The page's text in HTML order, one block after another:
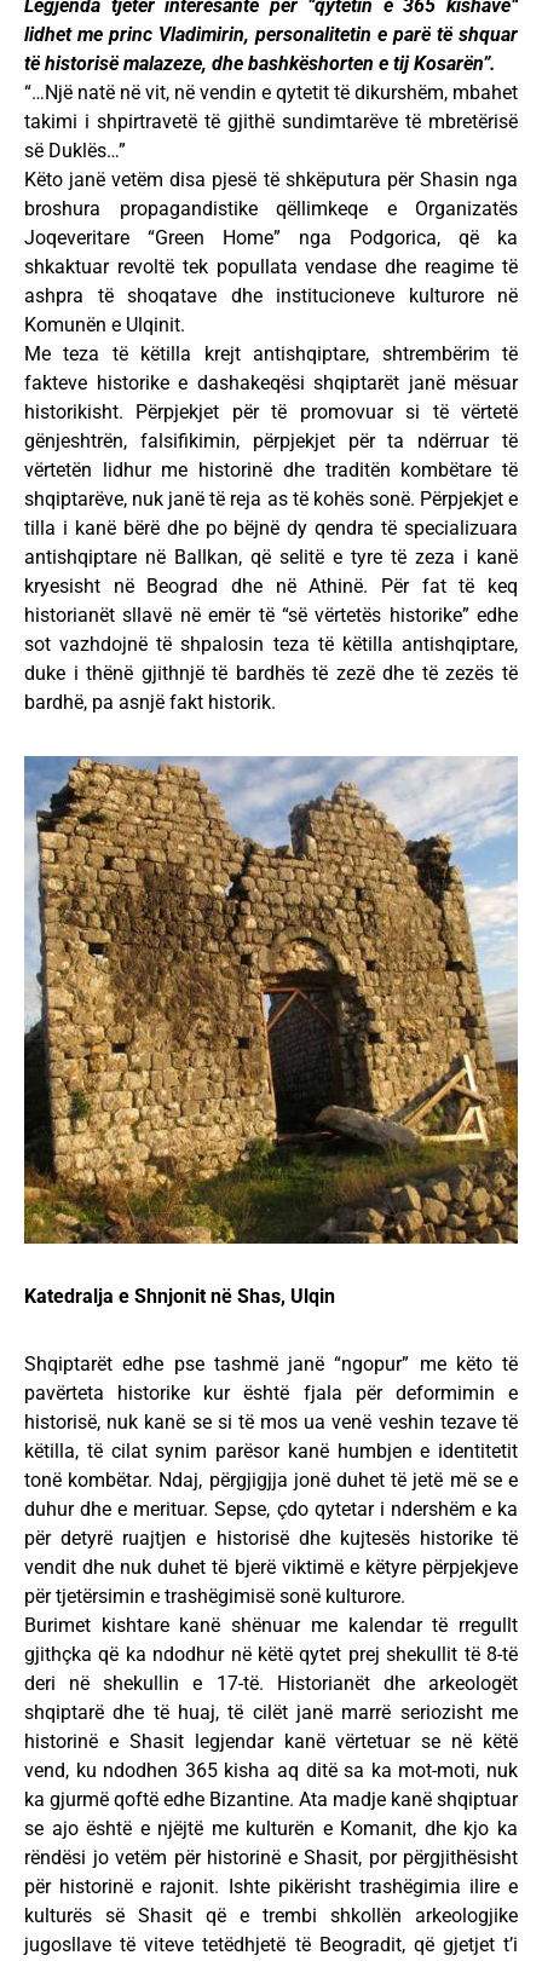
Legjenda tjetër interesante për “qytetin e 365 kishave“
lidhet me princ Vladimirin, personalitetin e parë të shquar
të historisë malazeze, dhe bashkëshorten e tij Kosarën”.
“…Një natë në vit, në vendin e qytetit të dikurshëm, mbahet
takimi i shpirtravetë të gjithë sundimtarëve të mbretërisë
së Duklës…”
Këto janë vetëm disa pjesë të shkëputura për Shasin nga
broshura propagandistike qëllimkeqe e Organizatës
Joqeveritare “Green Home” nga Podgorica, që ka
shkaktuar revoltë tek popullata vendase dhe reagime të
ashpra të shoqatave dhe institucioneve kulturore në
Komunën e Ulqinit.
Me teza të këtilla krejt antishqiptare, shtrembërim të
fakteve historike e dashakeqësi shqiptarët janë mësuar
historikisht. Përpjekjet për të promovuar si të vërtetë
gënjeshtrën, falsifikimin, përpjekjet për ta ndërruar të
vërtetën lidhur me historinë dhe traditën kombëtare të
shqiptarëve, nuk janë të reja as të kohës sonë. Përpjekjet e
tilla i kanë bërë dhe po bëjnë dy qendra të specializuara
antishqiptare në Ballkan, që selitë e tyre të zeza i kanë
kryesisht në Beograd dhe në Athinë. Për fat të keq
historianët sllavë në emër të “së vërtetës historike” edhe
sot vazhdojnë të shpalosin teza të këtilla antishqiptare,
duke i thënë gjithnjë të bardhës të zezë dhe të zezës të
bardhë, pa asnjë fakt historik.
Katedralja e Shnjonit në Shas, Ulqin
Shqiptarët edhe pse tashmë janë “ngopur” me këto të
pavërteta historike kur është fjala për deformimin e
historisë, nuk kanë se si të mos ua venë veshin tezave të
këtilla, të cilat synim parësor kanë humbjen e identitetit
tonë kombëtar. Ndaj, përgjigjja jonë duhet të jetë më se e
duhur dhe e merituar. Sepse, çdo qytetar i ndershëm e ka
për detyrë ruajtjen e historisë dhe kujtesës historike të
vendit dhe nuk duhet të bjerë viktimë e këtyre përpjekjeve
për tjetërsimin e trashëgimisë sonë kulturore.
Burimet kishtare kanë shënuar me kalendar të rregullt
gjithçka që ka ndodhur në këtë qytet prej shekullit të 8-të
deri në shekullin e 17-të. Historianët dhe arkeologët
shqiptarë dhe të huaj, të cilët janë marrë seriozisht me
historinë e Shasit legjendar kanë vërtetuar se në këtë
vend, ku ndodhen 365 kisha aq ditë sa ka mot-moti, nuk
ka gjurmë qoftë edhe Bizantine. Ata madje kanë shqiptuar
se ajo është e njëjtë me kulturën e Komanit, dhe kjo ka
rëndësi jo vetëm për historinë e Shasit, por përgjithësisht
për historinë e rajonit. Ishte pikërisht trashëgimia ilire e
kulturës së Shasit që e trembi shkollën arkeologjike
jugosllave të viteve tetëdhjetë të Beogradit, që gjetjet t’i